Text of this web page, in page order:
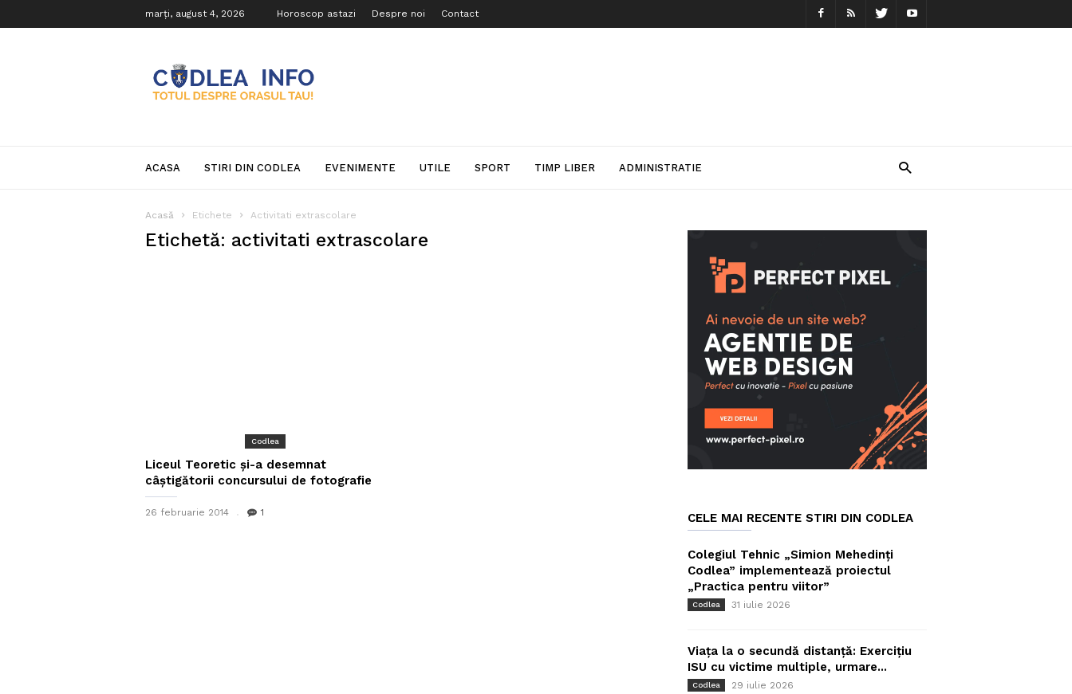
marți, august 4, 2026 Horoscop astazi Despre noi Contact
Info
ACASA STIRI DIN CODLEA EVENIMENTE UTILE SPORT TIMP LIBER ADMINISTRATIE
Acasă Etichete Activitati extrascolare
Etichetă: activitati extrascolare
Codlea
Liceul Teoretic și-a desemnat
câștigătorii concursului de fotografie
26 februarie 2014 1 CELE MAI RECENTE STIRI DIN CODLEA
Colegiul Tehnic „Simion Mehedinți
Codlea” implementează proiectul
„Practica pentru viitor”
Codlea 31 iulie 2026
Viața la o secundă distanță: Exercițiu
ISU cu victime multiple, urmare...
Codlea 29 iulie 2026